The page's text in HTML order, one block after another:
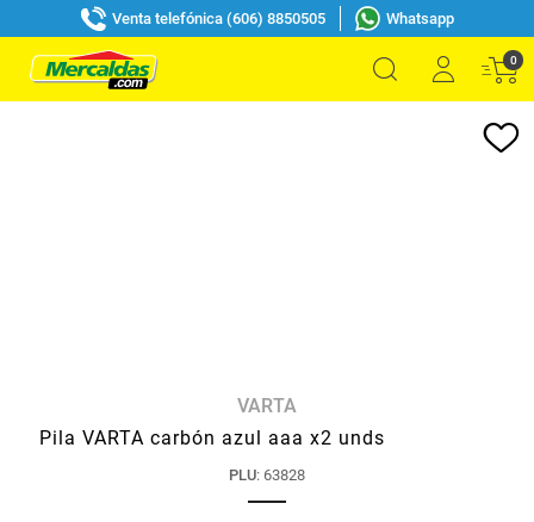
Venta telefónica (606) 8850505 Whatsapp
0
VARTA
Pila VARTA carbón azul aaa x2 unds
PLU: 63828